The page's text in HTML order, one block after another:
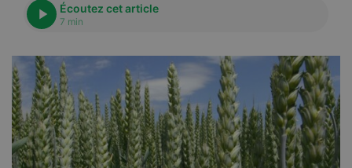
Écoutez cet article
7 min